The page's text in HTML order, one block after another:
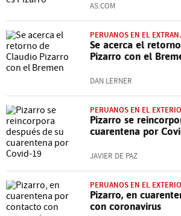
AS.COM
PERUANOS EN EL
Se acerca el
Pizarro con el
DAN LERNER
PERUANOS EN EL
Pizarro se
cuarentena por
JAVIER DE PAZ
PERUANOS EN EL
Pizarro, en
con coronavirus